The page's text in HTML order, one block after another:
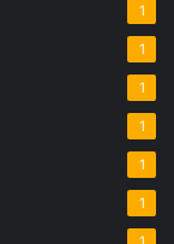
1
1
1
1
1
1